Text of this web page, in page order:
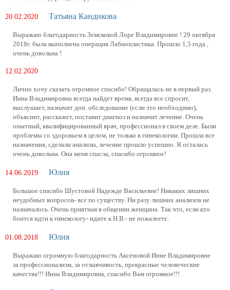
20.02.2020 Татьяна Кандикова
Выражаю благодарность Земсковой Лоре Владимировне ! 29 октября
2018г. была выполнена операция Лабиопластика. Прошло 1,5 года ,
очень довольна !
12.02.2020
Лично хочу сказать огромное спасибо! Обращалась не в первый раз.
Инна Владимировна всегда найдет время, всегда все спросит,
выслушает, назначит доп. обследование (если это необходимо),
объяснит, расскажет, поставит диагноз и назначит лечение. Очень
опытный, квалифицированный врач, профессионал в своем деле. Были
проблемы со здоровьем в целом, не только в гинекологии. Прошла все
назначения, сделали анализы, лечение прошло успешно. Я осталась
очень довольна. Она меня спасла, спасибо огромное!
14.06.2019 Юлия
Большое спасибо Шустовой Надежде Васильевне! Никаких лишних
неудобных вопросов- все по существу. Ни разу лишних анализов не
назначалось. Очень приятная в общении женщина. Так что, если кто
боится идти к гинекологу- идите к Н.В.- не пожалеете.
01.08.2018 Юлия
Выражаю огромную благодарность Аксеновой Инне Владимировне
за профессионализм, за отзывчивость, прекрасные человеческие
качества!!! Инна Владимировна, спасибо Вам огромное!!!